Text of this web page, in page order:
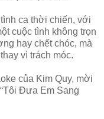
ca thời chiến, với
cuộc tình không trọn
hay chết chóc, mà
vì trách móc.
của Kim Quy, mời
Đưa Em Sang